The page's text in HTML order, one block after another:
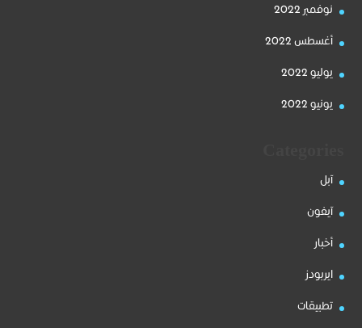
نوفمبر 2022
أغسطس 2022
يوليو 2022
يونيو 2022
آبل
آيفون
أخبار
ايربودز
تطبيقات